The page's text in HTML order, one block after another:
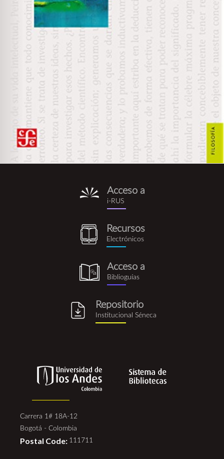
i-
rus.png
Acceso a
i-RUS
recursos_electronicos.png
Recursos
Electrónicos
biblioguia.png
Acceso a
Biblioguías
Repositorio
Institucional Séneca
Carrera 1# 18A-12
Bogotá - Colombia
Postal Code: 111711